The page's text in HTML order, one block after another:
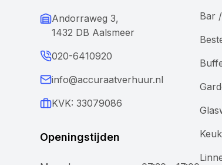
Andorraweg 3,
1432 DB Aalsmeer
020-6410920
info@accuraatverhuur.nl
KVK: 33079086
Openingstijden
Bar